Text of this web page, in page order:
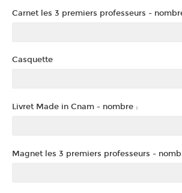
Carnet les 3 premiers professeurs -
Casquette
Livret Made in Cnam - nombre :
Magnet les 3 premiers professeurs -